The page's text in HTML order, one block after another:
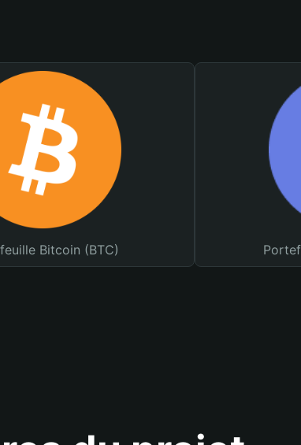
Bitcoin (BTC)